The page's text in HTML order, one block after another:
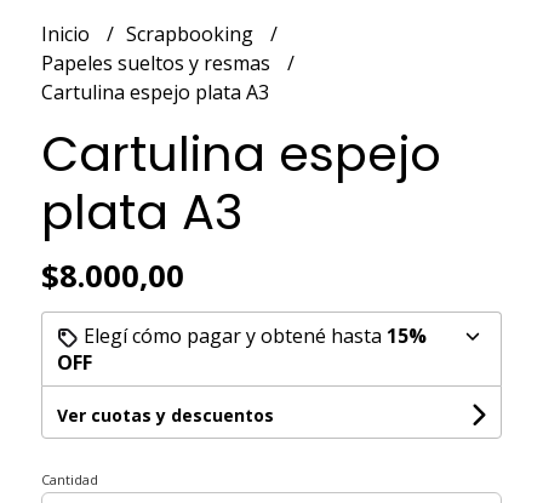
Inicio
Scrapbooking
Papeles sueltos y resmas
Cartulina espejo plata A3
Cartulina espejo
plata A3
$8.000,00
Elegí cómo pagar y obtené hasta 15%
OFF
Ver cuotas y descuentos
Cantidad